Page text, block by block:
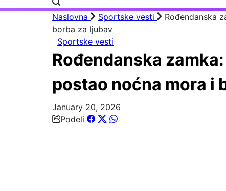
Naslovna Sportske vesti
Rođendanska
borba za ljubav
Sportske vesti
Rođendanska
postao noćna mora i
January 20, 2026
Podeli